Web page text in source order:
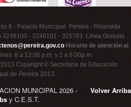
8 - Palacio Municipal Pereira - Risaralda
3248100 - 3248101 - 325783 Línea Gratuita
Horario de atención al
8 a 12:00 p.m. y 2 a 6:00p.m.
Copyright © Secretaría de Educación
de Pereira 2013.
Volver Arriba
MUNICIPAL 2026 -
y C.E.S.T.